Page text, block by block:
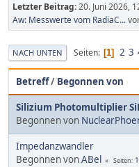
Letzter Beitrag:20. Juni 2026,
Aw: Messwerte vom RadiaC...
NACH UNTEN Seiten 1 2 3
Betreff/ Begonnen von
Silizium Photomultiplier
Begonnen von
Impedanzwandler
Begonnen vonABel Seiten 1